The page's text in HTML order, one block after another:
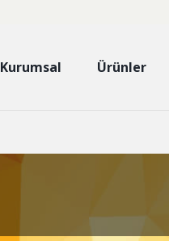
Kurumsal Ürünler